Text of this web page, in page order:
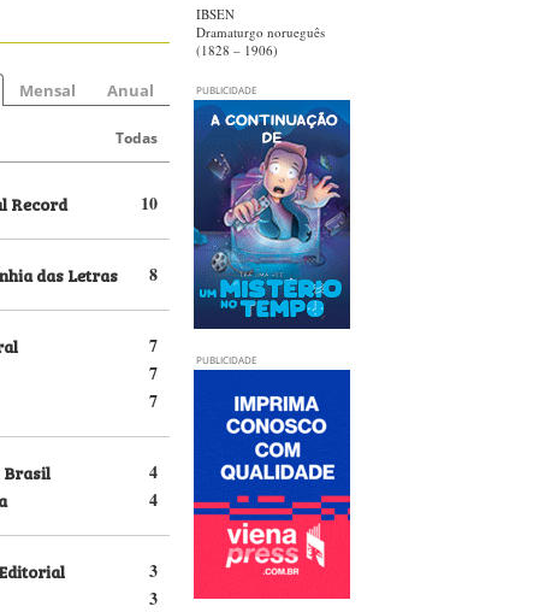
Mensal Anual
Todas
10
Record
8
das Letras
7
7
7
4
4
3
3
IBSEN
Dramaturgo norueguês
(1828 – 1906)
PUBLICIDADE
PUBLICIDADE